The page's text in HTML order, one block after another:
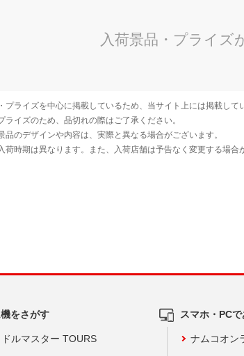
をさがす
ルマスター TOURS
スマホ・PC
ナムコオン